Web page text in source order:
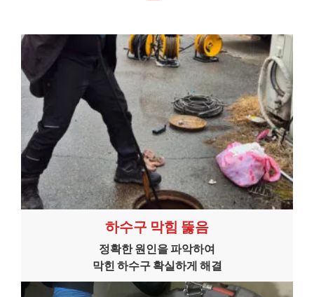
하수구 막힘 뚫음
정확한 원인을 파악하여
막힌 하수구 확실하게 해결